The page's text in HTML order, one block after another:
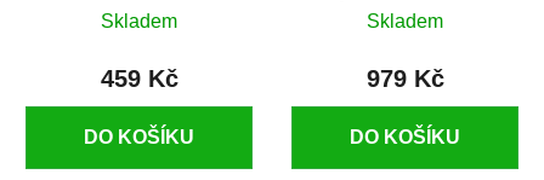
Skladem
459 Kč
DO KOŠÍKU
375 ml
Skladem
979 Kč
DO KOŠÍKU